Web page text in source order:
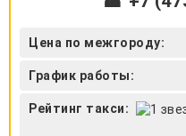
Цена по межгороду:
График работы:
Рейтинг такси: